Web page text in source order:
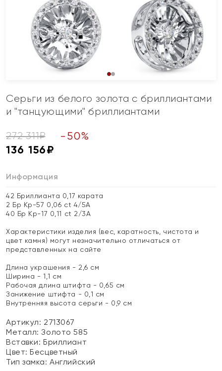
Серьги из белого золота с бриллиантами
и "танцующими" бриллиантами
272 311₽ - 50%
136 156₽
Информация
42 Бриллианта 0,17 карата
2 Бр Кр-57 0,06 ct 4/5А
40 Бр Кр-17 0,11 ct 2/3А
Характеристики изделия (вес, каратность, чистота и
цвет камня) могут незначительно отличаться от
представленных на сайте
Длина украшения - 2,6 см
Ширина - 1,1 см
Рабочая длина штифта - 0,65 см
Занижение штифта - 0,1 см
Внутренняя высота серьги - 0,9 см
Артикул: 2713067
Металл:Золото 585
Вставки:Бриллиант
Цвет:Бесцветный
Тип замка:Английский